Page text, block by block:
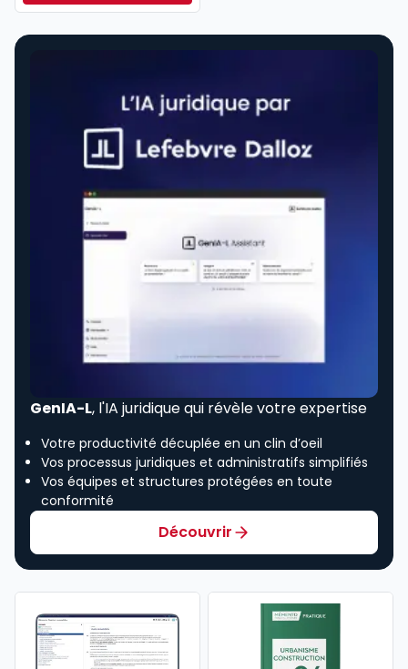
GenIA-L, l'IA juridique qui révèle votre expertise
Votre productivité décuplée en un clin d’oeil
Vos processus juridiques et administratifs simplifiés
Vos équipes et structures protégées en toute
conformité
Découvrir